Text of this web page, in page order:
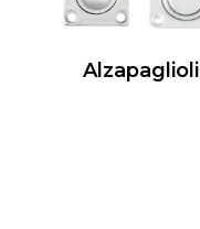
Alzapaglioli